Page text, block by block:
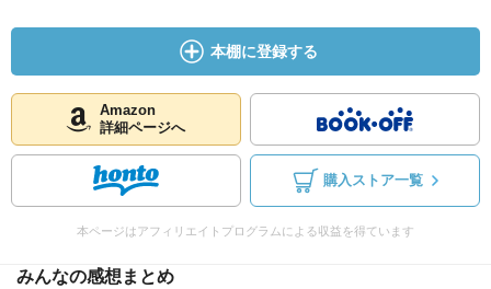
本棚に登録する
Amazon
詳細ページへ
購入ストア一覧
本ページはアフィリエイトプログラムによる収益を得ています
みんなの感想まとめ